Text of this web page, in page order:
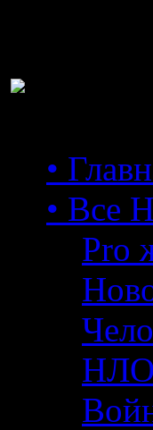
•
• Все
Pro
НЛО